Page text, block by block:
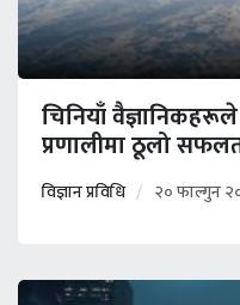
चिनियाँ
प्रणालीमा ठूलो
विज्ञान प्रविधि २० फाल्गुन